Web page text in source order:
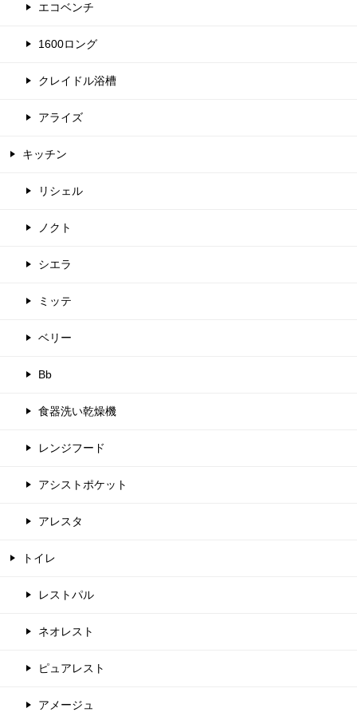
エコベンチ
1600ロング
クレイドル浴槽
アライズ
キッチン
リシェル
ノクト
シエラ
ミッテ
ベリー
Bb
食器洗い乾燥機
レンジフード
アシストポケット
アレスタ
トイレ
レストパル
ネオレスト
ピュアレスト
アメージュ